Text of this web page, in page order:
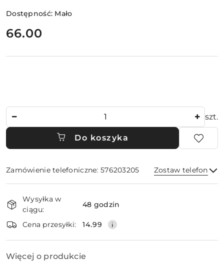
Dostępność: Mało
cena:
66.00
szt.
Do koszyka
Zamówienie telefoniczne: 576203205 Zostaw telefon
i
dostawa
Wysyłka w
ciągu:
48 godzin
Cena przesyłki: 14.99
Więcej o produkcie